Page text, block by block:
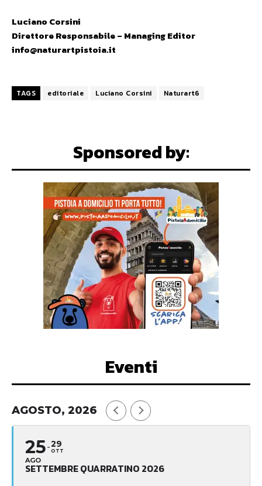
Luciano Corsini
Direttore Responsabile – Managing Editor
info@naturartpistoia.it
TAGS editoriale Luciano Corsini Naturart6
Sponsored by:
Eventi
AGOSTO, 2026
25
AGO
29
OTT
SETTEMBRE QUARRATINO 2026